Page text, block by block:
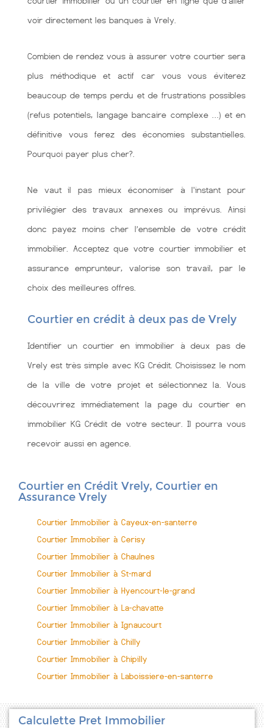
voir directement les banques à Vrely.
Combien de rendez vous à assurer votre courtier sera
plus méthodique et actif car vous vous éviterez
beaucoup de temps perdu et de frustrations possibles
(refus potentiels, langage bancaire complexe …) et en
définitive vous ferez des économies substantielles.
Pourquoi payer plus cher?.
Ne vaut il pas mieux économiser à l'instant pour
privilégier des travaux annexes ou imprévus. Ainsi
donc payez moins cher l’ensemble de votre crédit
immobilier. Acceptez que votre courtier immobilier et
assurance emprunteur, valorise son travail, par le
choix des meilleures offres.
Courtier en crédit à deux pas de Vrely
Identifier un courtier en immobilier à deux pas de
Vrely est très simple avec KG Crédit. Choisissez le nom
de la ville de votre projet et sélectionnez la. Vous
découvrirez immédiatement la page du courtier en
immobilier KG Crédit de votre secteur. Il pourra vous
recevoir aussi en agence.
Courtier en Crédit Vrely, Courtier en
Assurance Vrely
Courtier Immobilier à Cayeux-en-santerre
Courtier Immobilier à Cerisy
Courtier Immobilier à Chaulnes
Courtier Immobilier à St-mard
Courtier Immobilier à Hyencourt-le-grand
Courtier Immobilier à La-chavatte
Courtier Immobilier à Ignaucourt
Courtier Immobilier à Chilly
Courtier Immobilier à Chipilly
Courtier Immobilier à Laboissiere-en-santerre
Calculette Pret Immobilier